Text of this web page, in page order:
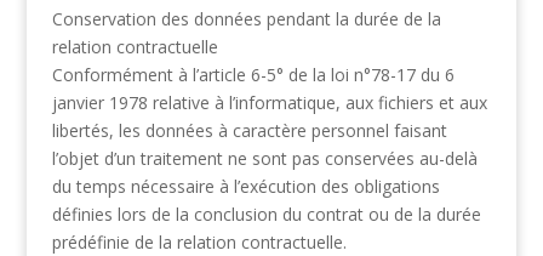
Conservation des données pendant la durée de la
relation contractuelle
Conformément à l’article 6-5° de la loi n°78-17 du 6
janvier 1978 relative à l’informatique, aux fichiers et aux
libertés, les données à caractère personnel faisant
l’objet d’un traitement ne sont pas conservées au-delà
du temps nécessaire à l’exécution des obligations
définies lors de la conclusion du contrat ou de la durée
prédéfinie de la relation contractuelle.